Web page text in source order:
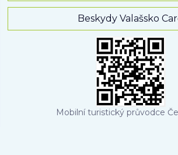
Beskydy Valašsko
Mobilní turistický průvodce